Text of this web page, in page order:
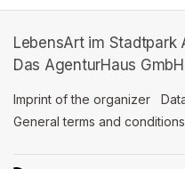
LebensArt im Stadtpark
Das AgenturHaus
Imprint of the organizer
General terms and